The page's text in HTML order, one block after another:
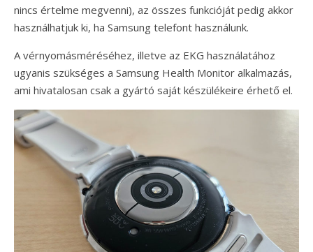
nincs értelme megvenni), az összes funkcióját pedig akkor
használhatjuk ki, ha Samsung telefont használunk.
A vérnyomásméréséhez, illetve az EKG használatához
ugyanis szükséges a Samsung Health Monitor alkalmazás,
ami hivatalosan csak a gyártó saját készülékeire érhető el.